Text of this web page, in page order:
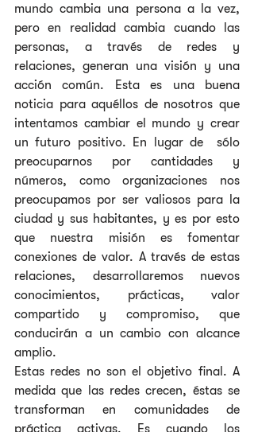
mundo cambia una persona a la vez,
pero en realidad cambia cuando las
personas, a través de redes y
relaciones, generan una visión y una
acción común. Esta es una buena
noticia para aquéllos de nosotros que
intentamos cambiar el mundo y crear
un futuro positivo. En lugar de  sólo
preocuparnos por cantidades y
números, como organizaciones nos
preocupamos por ser valiosos para la
ciudad y sus habitantes, y es por esto
que nuestra misión es fomentar
conexiones de valor. A través de estas
relaciones, desarrollaremos nuevos
conocimientos, prácticas, valor
compartido y compromiso, que
conducirán a un cambio con alcance
amplio.
Estas redes no son el objetivo final. A
medida que las redes crecen, éstas se
transforman en comunidades de
práctica activas. Es cuando los